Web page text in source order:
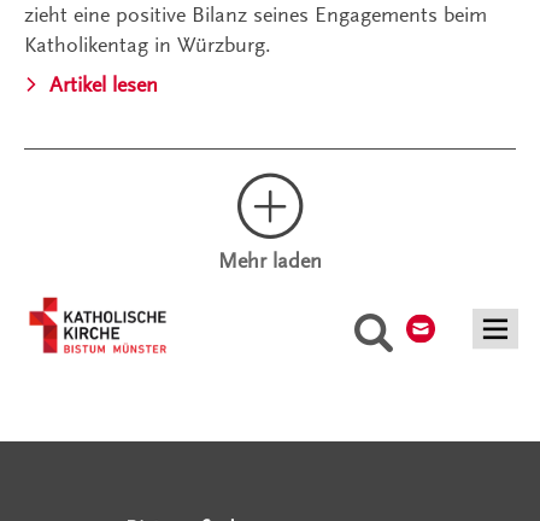
Suche
zieht eine positive Bilanz seines Engagements beim
Katholikentag in Würzburg.
Artikel lesen
Mehr laden